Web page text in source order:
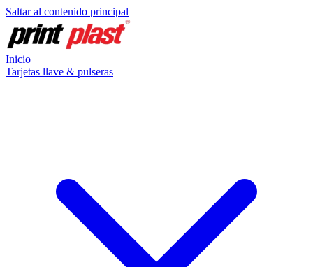
Saltar al contenido principal
Inicio
Tarjetas llave & pulseras